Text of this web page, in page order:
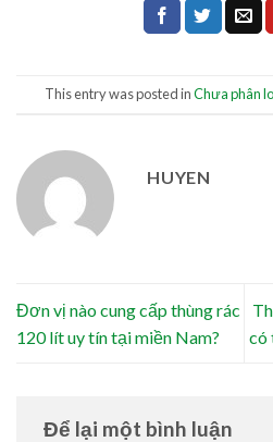
This entry was posted inChưa phân
HUYEN
Đơn vị nào cung cấp thùng rác
120 lít uy tín tại miền Nam?
có
Để lại một bình luận